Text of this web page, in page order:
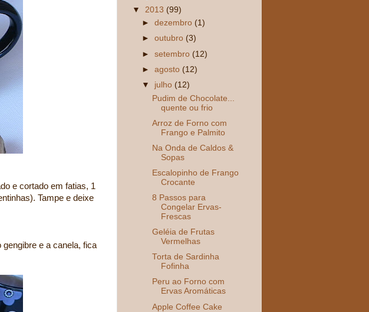
e cortado em fatias, 1
Tampe e deixe
e a canela, fica
▼ 2013 (99)
►dezembro (1)
►outubro (3)
►setembro (12)
►agosto (12)
▼ julho (12)
Pudim de Chocolate...
quente ou frio
Arroz de Forno com
Frango e Palmito
Na Onda de Caldos &
Sopas
Escalopinho de Frango
Crocante
8 Passos para
Congelar Ervas-
Frescas
Geléia de Frutas
Vermelhas
Torta de Sardinha
Fofinha
Peru ao Forno com
Ervas Aromáticas
Apple Coffee Cake